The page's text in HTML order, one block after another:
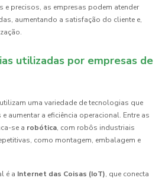
precisos, as empresas podem atender
aumentando a satisfação do cliente e,
utilizadas por empresas de
uma variedade de tecnologias que
aumentar a eficiência operacional. Entre as
se a robótica, com robôs industriais
como montagem, embalagem e
é a Internet das Coisas (IoT), que conecta